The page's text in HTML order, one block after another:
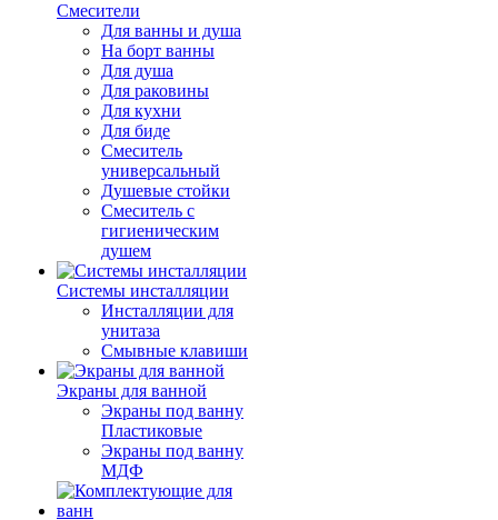
Смесители
Для ванны и душа
На борт ванны
Для душа
Для раковины
Для кухни
Для биде
Смеситель
универсальный
Душевые стойки
Смеситель с
гигиеническим
душем
Системы инсталляции
Инсталляции для
унитаза
Смывные клавиши
Экраны для ванной
Экраны под ванну
Пластиковые
Экраны под ванну
МДФ